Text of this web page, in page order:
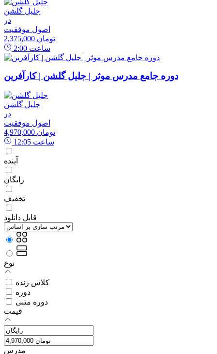
جلیل گلشن
در
اصول موفقیت
2,375,000 تومان
2:00 ساعت
دوره جامع مدرس موثر | جلیل گلشن | کارآفرین
جلیل گلشن
در
اصول موفقیت
4,970,000 تومان
12:05 ساعت
آینده
رایگان
تخفیف
قابل دانلود
نوع
کلاس زنده
دوره
دوره متنی
قیمت
مدرس